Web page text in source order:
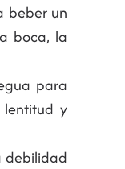
beber un
boca, la
para
lentitud y
debilidad